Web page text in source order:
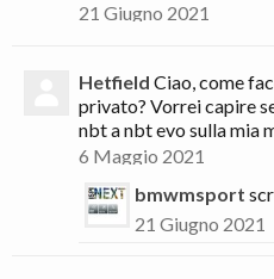
21 Giugno 2021
Hetfield Ciao, come
privato? Vorrei capire
nbt a nbt evo sulla mia
6 Maggio 2021
bmwmsport
21 Giugno 2021